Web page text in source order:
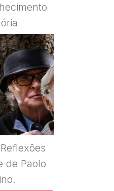
de Paolo